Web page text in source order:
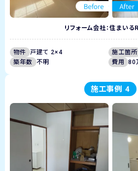
リフォーム会社：住まいる
物件 戸建て 2×4 施工箇所
築年数
不明 費用 80
施工事例 4